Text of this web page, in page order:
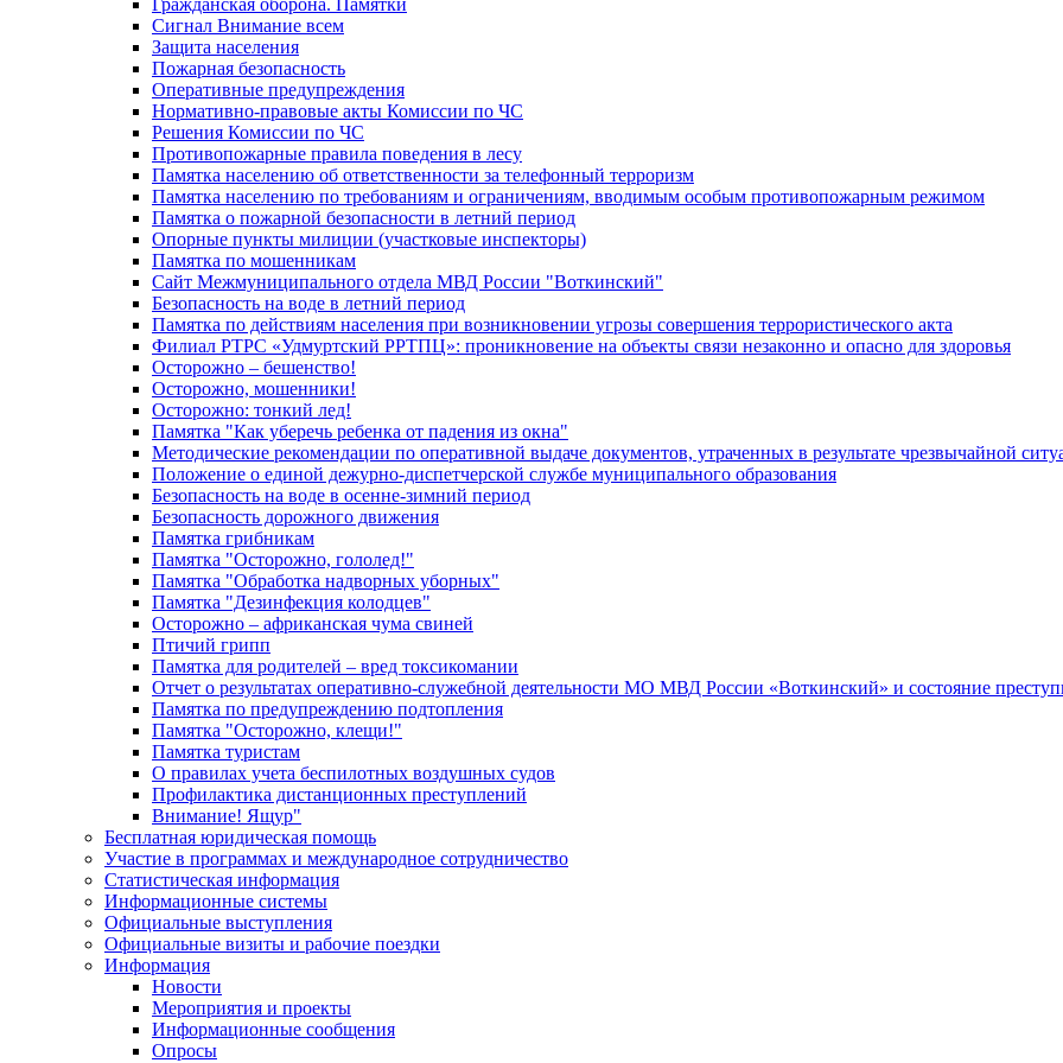
Гражданская оборона. Памятки
Сигнал Внимание всем
Защита населения
Пожарная безопасность
Оперативные предупреждения
Нормативно-правовые акты Комиссии по ЧС
Решения Комиссии по ЧС
Противопожарные правила поведения в лесу
Памятка населению об ответственности за телефонный терроризм
Памятка населению по требованиям и ограничениям, вводимым особым противопожарным режимом
Памятка о пожарной безопасности в летний период
Опорные пункты милиции (участковые инспекторы)
Памятка по мошенникам
Сайт Межмуниципального отдела МВД России "Воткинский"
Безопасность на воде в летний период
Памятка по действиям населения при возникновении угрозы совершения террористического акта
Филиал РТРС «Удмуртский РРТПЦ»: проникновение на объекты связи незаконно и опасно для здоровья
Осторожно – бешенство!
Осторожно, мошенники!
Осторожно: тонкий лед!
Памятка "Как уберечь ребенка от падения из окна"
Методические рекомендации по оперативной выдаче документов, утраченных в результате чрезвычайной
Положение о единой дежурно-диспетчерской службе муниципального образования
Безопасность на воде в осенне-зимний период
Безопасность дорожного движения
Памятка грибникам
Памятка "Осторожно, гололед!"
Памятка "Обработка надворных уборных"
Памятка "Дезинфекция колодцев"
Осторожно – африканская чума свиней
Птичий грипп
Памятка для родителей – вред токсикомании
Отчет о результатах оперативно-служебной деятельности МО МВД России «Воткинский» и состояние
Памятка по предупреждению подтопления
Памятка "Осторожно, клещи!"
Памятка туристам
О правилах учета беспилотных воздушных судов
Профилактика дистанционных преступлений
Внимание! Ящур"
Бесплатная юридическая помощь
Участие в программах и международное сотрудничество
Статистическая информация
Информационные системы
Официальные выступления
Официальные визиты и рабочие поездки
Информация
Новости
Мероприятия и проекты
Информационные сообщения
Опросы